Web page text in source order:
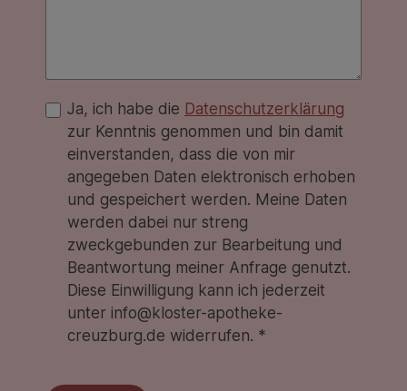
Ja, ich habe die Datenschutzerklärung
zur Kenntnis genommen und bin damit
einverstanden, dass die von mir
angegeben Daten elektronisch erhoben
und gespeichert werden. Meine Daten
werden dabei nur streng
zweckgebunden zur Bearbeitung und
Beantwortung meiner Anfrage genutzt.
Diese Einwilligung kann ich jederzeit
unter info@kloster-apotheke-
creuzburg.de widerrufen. *